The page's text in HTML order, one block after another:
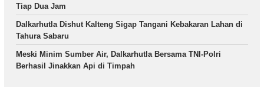
Tiap Dua Jam
Dalkarhutla Dishut Kalteng Sigap Tangani Kebakaran Lahan di
Tahura Sabaru
Meski Minim Sumber Air, Dalkarhutla Bersama TNI-Polri
Berhasil Jinakkan Api di Timpah